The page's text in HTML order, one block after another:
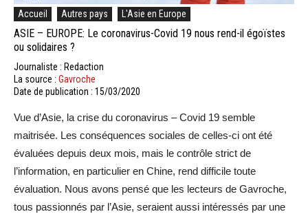
Accueil Autres pays L'Asie en Europe
ASIE – EUROPE: Le coronavirus-Covid 19 nous rend-il égoïstes
ou solidaires ?
Journaliste : Redaction
La source : Gavroche
Date de publication : 15/03/2020
Vue d’Asie, la crise du coronavirus – Covid 19 semble
maitrisée. Les conséquences sociales de celles-ci ont été
évaluées depuis deux mois, mais le contrôle strict de
l’information, en particulier en Chine, rend difficile toute
évaluation. Nous avons pensé que les lecteurs de Gavroche,
tous passionnés par l’Asie, seraient aussi intéressés par une